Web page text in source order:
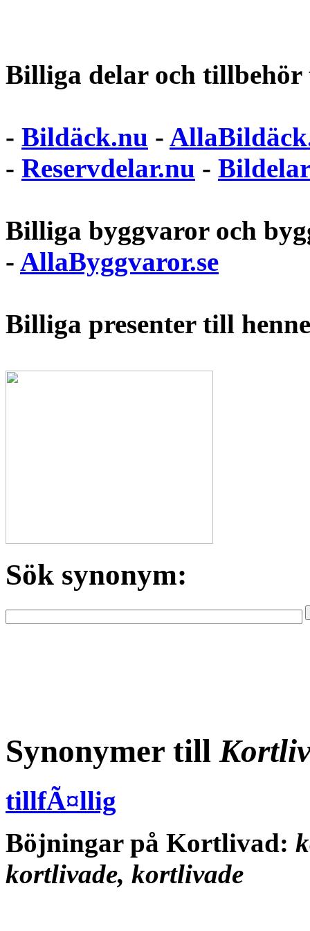
Billiga delar och
- Bildäck.nu -
- Reservdelar.nu - Bildelar
Billiga byggvaror och
- AllaByggvaror.se
Billiga presenter till
Sök synonym:
Synonymer till
tillfÃ¤llig
Böjningar på Kortlivad:
kortlivade, kortlivade